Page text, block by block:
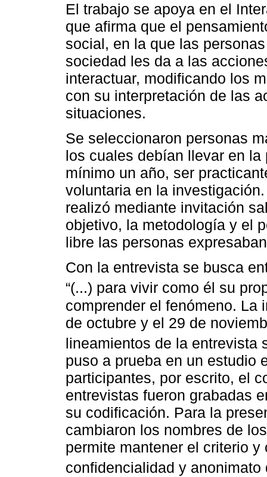
El trabajo se apoya en el
que afirma que el
social, en la que las
sociedad les da a las
interactuar, modificando los
con su interpretación de las
situaciones.
Se seleccionaron personas
los cuales debían llevar en
mínimo un año, ser
voluntaria en la
realizó mediante invitación
objetivo, la metodología y el
libre las personas
Con la entrevista se busca
“(...) para vivir como él su
comprender el fenómeno. La
de octubre y el 29 de
lineamientos de la entrevista
puso a prueba en un estudio
participantes, por escrito, el
entrevistas fueron grabadas
su codificación. Para la
cambiaron los nombres de
permite mantener el criterio
confidencialidad y